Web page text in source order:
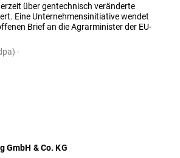
über gentechnisch veränderte
Eine Unternehmensinitiative wendet
Brief an die Agrarminister der EU-
-
GmbH & Co. KG